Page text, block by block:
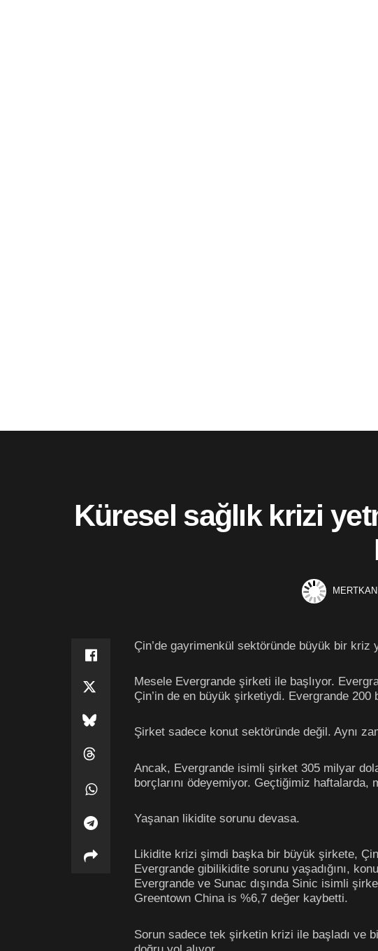
Küresel sağlık krizi
Çin’de gayrimenkül sektöründe büyük bir kriz
Mesele Evergrande şirketi ile başlıyor.
Çin’in de en büyük şirketiydi. Evergrande
Şirket sadece konut sektöründe değil. Aynı
Ancak, Evergrande isimli şirket 305 milyar
borçlarını ödeyemiyor. Geçtiğimiz haftalarda,
Yaşanan likidite sorunu devasa.
Likidite krizi şimdi başka bir büyük şirkete,
Evergrande gibilikidite sorunu yaşadığını,
Evergrande ve Sunac dışında Sinic isimli
Greentown China is %6,7 değer kaybetti.
Sorun sadece tek şirketin krizi ile başladı ve